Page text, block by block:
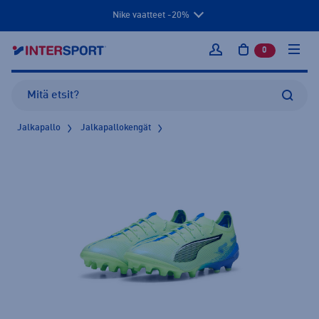
Nike vaatteet -20%
Kirjaudu sisään
0 tuotetta
Jalkapallo Jalkapallokengät